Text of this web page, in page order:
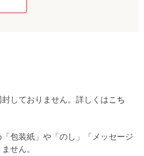
封しておりません。詳しくはこち
包装紙」や「のし」「メッセージ
せん。